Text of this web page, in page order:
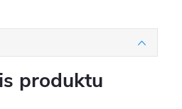
produktu